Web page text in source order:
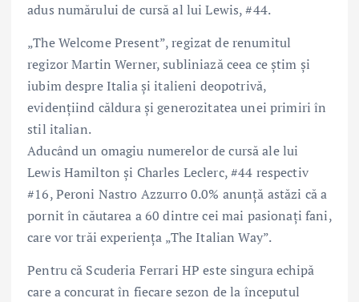
adus numărului de cursă al lui Lewis, #44.
„The Welcome Present”, regizat de renumitul
regizor Martin Werner, subliniază ceea ce știm și
iubim despre Italia și italieni deopotrivă,
evidențiind căldura și generozitatea unei primiri în
stil italian.
Aducând un omagiu numerelor de cursă ale lui
Lewis Hamilton și Charles Leclerc, #44 respectiv
#16, Peroni Nastro Azzurro 0.0% anunță astăzi că a
pornit în căutarea a 60 dintre cei mai pasionați fani,
care vor trăi experiența „The Italian Way”.
Pentru că Scuderia Ferrari HP este singura echipă
care a concurat în fiecare sezon de la începutul